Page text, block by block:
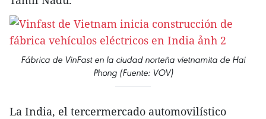
Fábrica de VinFast en la ciudad norteña vietnamita de Hai
Phong (Fuente: VOV)
La India, el tercermercado automovilístico